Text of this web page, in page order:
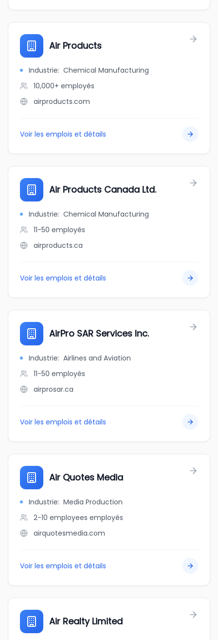
Air Products
Industrie: Chemical Manufacturing
10,000+ employés
airproducts.com
Voir les emplois et détails
Air Products Canada Ltd.
Industrie: Chemical Manufacturing
11-50 employés
airproducts.ca
Voir les emplois et détails
AirPro SAR Services Inc.
Industrie: Airlines and Aviation
11-50 employés
airprosar.ca
Voir les emplois et détails
Air Quotes Media
Industrie: Media Production
2-10 employees employés
airquotesmedia.com
Voir les emplois et détails
Air Realty Limited